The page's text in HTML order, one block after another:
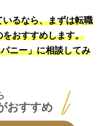
るなら、まずは転職
おすすめします。
ニー」に相談してみ
おすすめ